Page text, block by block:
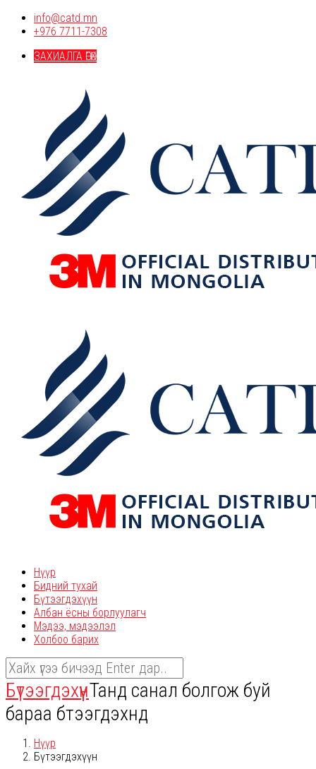
info@catd.mn
+976 7711-7308
ЗАХИАЛГА ӨГӨХ
Нүүр
Бидний тухай
Бүтээгдэхүүн
Албан ёсны борлуулагч
Мэдээ, мэдээлэл
Холбоо барих
БүтээгдэхүүнТанд санал болгож буй
бараа бүтээгдэхүүнүүд
Нүүр
Бүтээгдэхүүн